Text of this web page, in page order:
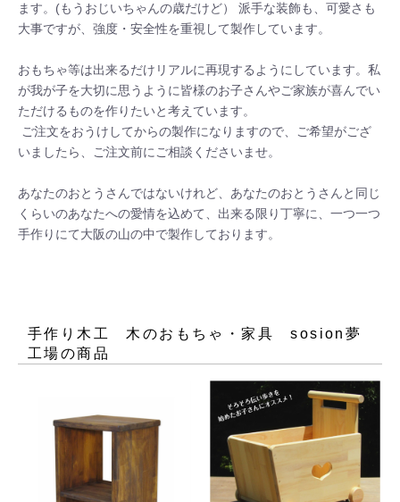
ます。(もうおじいちゃんの歳だけど） 派手な装飾も、可愛さも
大事ですが、強度・安全性を重視して製作しています。
おもちゃ等は出来るだけリアルに再現するようにしています。私
が我が子を大切に思うように皆様のお子さんやご家族が喜んでい
ただけるものを作りたいと考えています。
いましたら、ご注文前にご相談くださいませ。
あなたのおとうさんではないけれど、あなたのおとうさんと同じ
くらいのあなたへの愛情を込めて、出来る限り丁寧に、一つ一つ
手作りにて大阪の山の中で製作しております。
手作り木工 木のおもちゃ・家具 sosion夢
工場の商品